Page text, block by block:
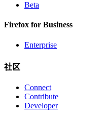
Beta
Firefox for Business
Enterprise
社区
Connect
Contribute
Developer